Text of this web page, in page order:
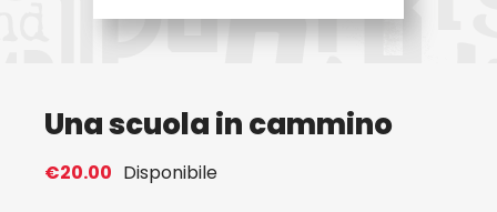
Una scuola in cammino
€20.00 Disponibile